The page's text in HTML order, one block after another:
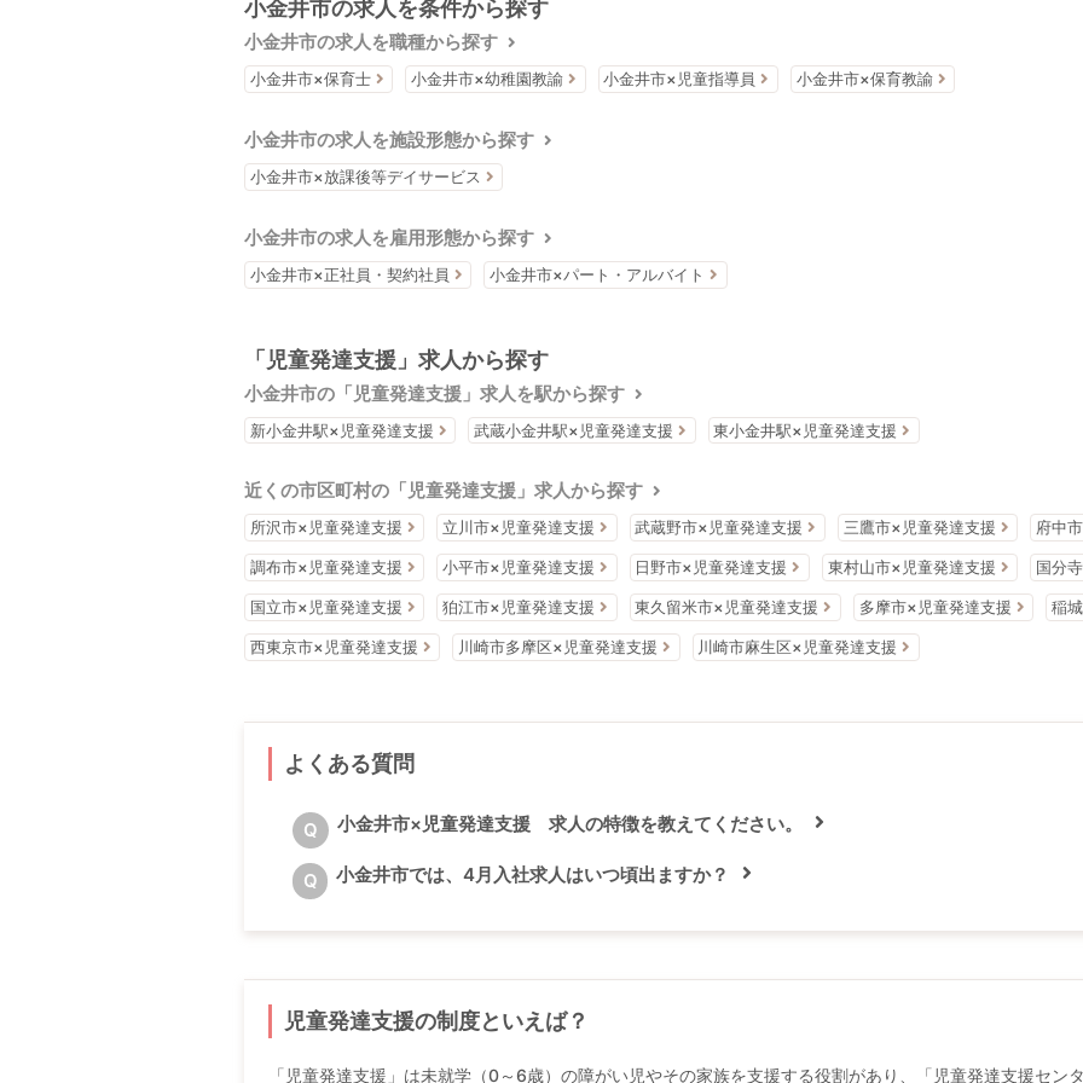
小金井市の求人を条件から探す
小金井市の求人を職種から探す
小金井市×保育士 小金井市×幼稚園教諭 小金井市×児童指導員 小金井市×保育教諭
小金井市の求人を施設形態から探す
小金井市×放課後等デイサービス
小金井市の求人を雇用形態から探す
小金井市×正社員・契約社員 小金井市×パート・アルバイト
「児童発達支援」求人から探す
小金井市の「児童発達支援」求人を駅から探す
新小金井駅×児童発達支援 武蔵小金井駅×児童発達支援 東小金井駅×児童発達支援
近くの市区町村の「児童発達支援」求人から探す
所沢市×児童発達支援 立川市×児童発達支援 武蔵野市×児童発達支援 三鷹市×児童発達支援 府中
調布市×児童発達支援 小平市×児童発達支援 日野市×児童発達支援 東村山市×児童発達支援 国分
国立市×児童発達支援 狛江市×児童発達支援 東久留米市×児童発達支援 多摩市×児童発達支援 稲
西東京市×児童発達支援 川崎市多摩区×児童発達支援 川崎市麻生区×児童発達支援
よくある質問
Q 小金井市×児童発達支援 求人の特徴を教えてください。
Q 小金井市では、4月入社求人はいつ頃出ますか？
児童発達支援の制度といえば？
「児童発達支援」は未就学（0～6歳）の障がい児やその家族を支援する役割があり、「児童発達支援セン